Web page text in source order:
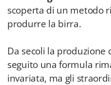
scoperta di un metodo
produrre la birra.
Da secoli la
seguito una formula
invariata, ma gli